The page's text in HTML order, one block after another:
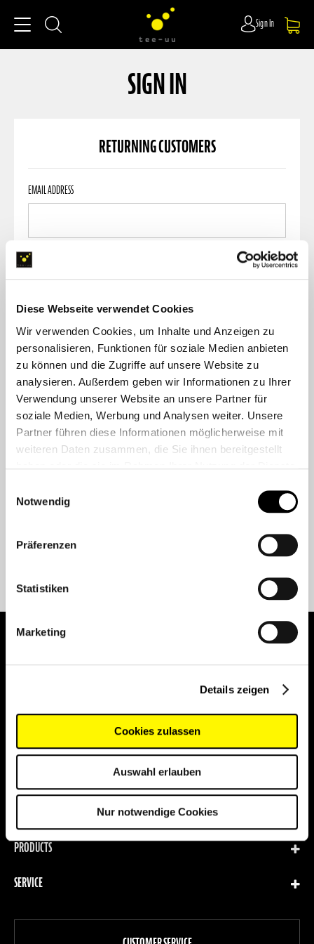
Diese Webseite verwendet Cookies
Wir verwenden Cookies, um Inhalte und Anzeigen zu
personalisieren, Funktionen für soziale Medien anbieten
zu können und die Zugriffe auf unsere Website zu
analysieren. Außerdem geben wir Informationen zu Ihrer
Verwendung unserer Website an unsere Partner für
soziale Medien, Werbung und Analysen weiter. Unsere
Partner führen diese Informationen möglicherweise mit
weiteren Daten zusammen, die Sie ihnen bereitgestellt
Notwendig
Präferenzen
Statistiken
Marketing
Details zeigen
Cookies zulassen
Auswahl erlauben
Nur notwendige Cookies
Sign In
SIGN IN
RETURNING CUSTOMERS
Returning
Customers
EMAIL ADDRESS
PASSWORD
FORGOT YOUR PASSWORD?
LOGIN
CREATE AN ACCOUNT
Create an account to save payment and shipping details, view your order
history, and track your orders.
CREATE AN ACCOUNT
Our
SUBSCRIBE
PRODUCTS
SERVICE